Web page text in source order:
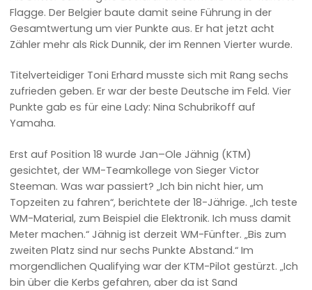
Flagge. Der Belgier baute damit seine Führung in der
Gesamtwertung um vier Punkte aus. Er hat jetzt acht
Zähler mehr als Rick Dunnik, der im Rennen Vierter wurde.
Titelverteidiger Toni Erhard musste sich mit Rang sechs
zufrieden geben. Er war der beste Deutsche im Feld. Vier
Punkte gab es für eine Lady: Nina Schubrikoff auf
Yamaha.
Erst auf Position 18 wurde Jan–Ole Jähnig (KTM)
gesichtet, der WM-Teamkollege von Sieger Victor
Steeman. Was war passiert? „Ich bin nicht hier, um
Topzeiten zu fahren“, berichtete der 18-Jährige. „Ich teste
WM-Material, zum Beispiel die Elektronik. Ich muss damit
Meter machen.“ Jähnig ist derzeit WM-Fünfter. „Bis zum
zweiten Platz sind nur sechs Punkte Abstand.“ Im
morgendlichen Qualifying war der KTM-Pilot gestürzt. „Ich
bin über die Kerbs gefahren, aber da ist Sand